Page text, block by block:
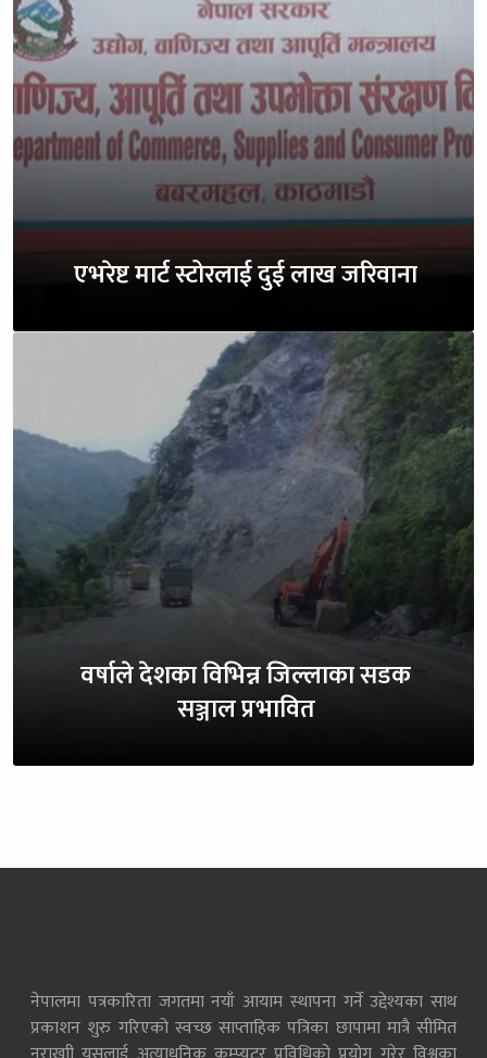
एभरेष्ट मार्ट स्टोरलाई दुई लाख जरिवाना
वर्षाले देशका विभिन्न जिल्लाका सडक
सञ्जाल प्रभावित
नेपालमा पत्रकारिता जगतमा नयाँ आयाम स्थापना गर्ने उद्देश्यका साथ
प्रकाशन शुरु गरिएको स्वच्छ साप्ताहिक पत्रिका छापामा मात्रै सीमित